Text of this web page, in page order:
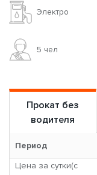
Электро
5 чел
Прокат без
водителя
Период
Цена за сутки(с